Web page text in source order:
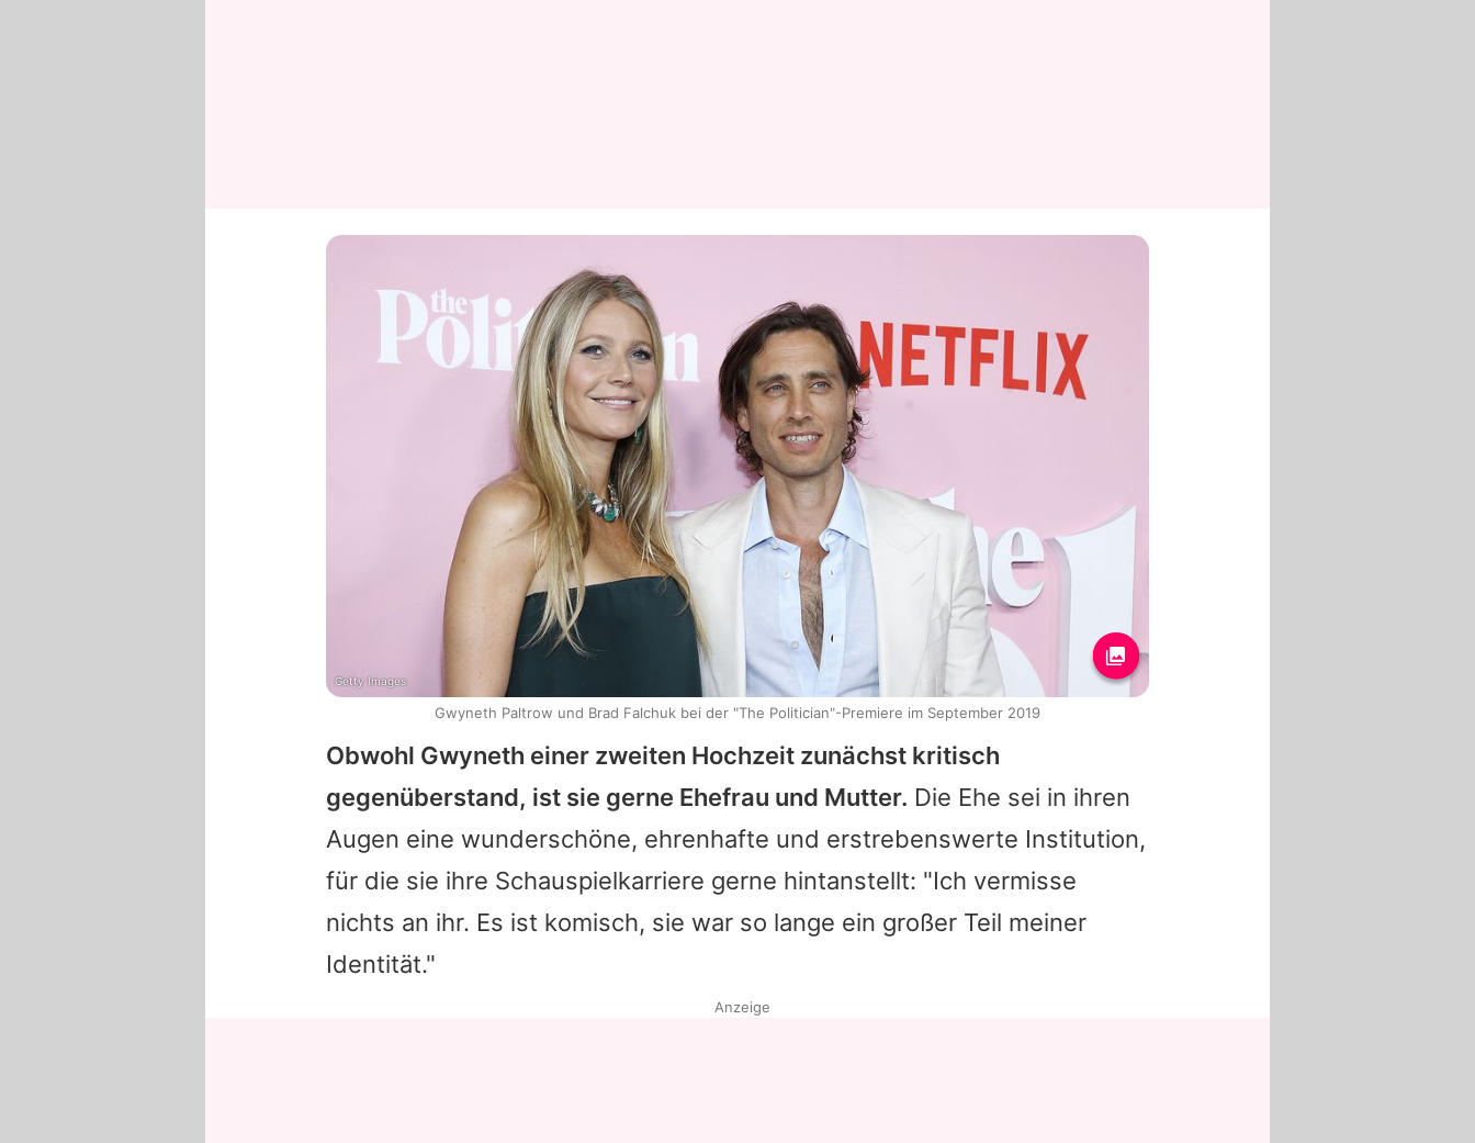
Obwohl Gwyneth einer zweiten Hochzeit zunächst kritisch
gegenüberstand, ist sie gerne Ehefrau und Mutter. Die Ehe sei in ihren
Augen eine wunderschöne, ehrenhafte und erstrebenswerte Institution,
für die sie ihre Schauspielkarriere gerne hintanstellt: "Ich vermisse
nichts an ihr. Es ist komisch, sie war so lange ein großer Teil meiner
Identität."
Getty Images
Gwyneth Paltrow und Brad Falchuk bei der "The Politician"-Premiere im September 2019
Anzeige